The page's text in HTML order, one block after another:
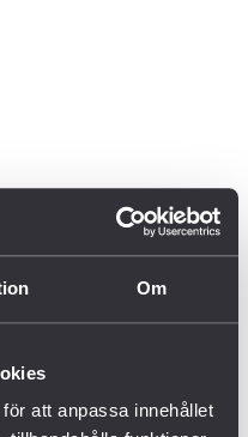
Om
att anpassa innehållet